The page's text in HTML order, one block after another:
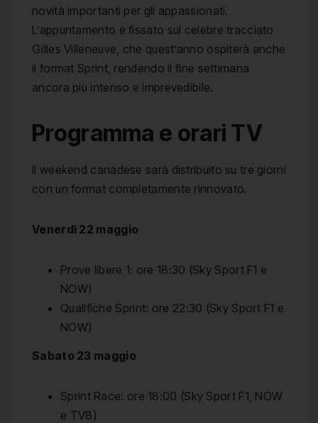
novità importanti per gli appassionati.
L’appuntamento è fissato sul celebre tracciato
Gilles Villeneuve, che quest’anno ospiterà anche
il format Sprint, rendendo il fine settimana
ancora più intenso e imprevedibile.
Programma e orari TV
Il weekend canadese sarà distribuito su tre giorni
con un format completamente rinnovato.
Venerdì 22 maggio
Prove libere 1: ore 18:30 (Sky Sport F1 e
NOW)
Qualifiche Sprint: ore 22:30 (Sky Sport F1 e
NOW)
Sabato 23 maggio
Sprint Race: ore 18:00 (Sky Sport F1, NOW
e TV8)